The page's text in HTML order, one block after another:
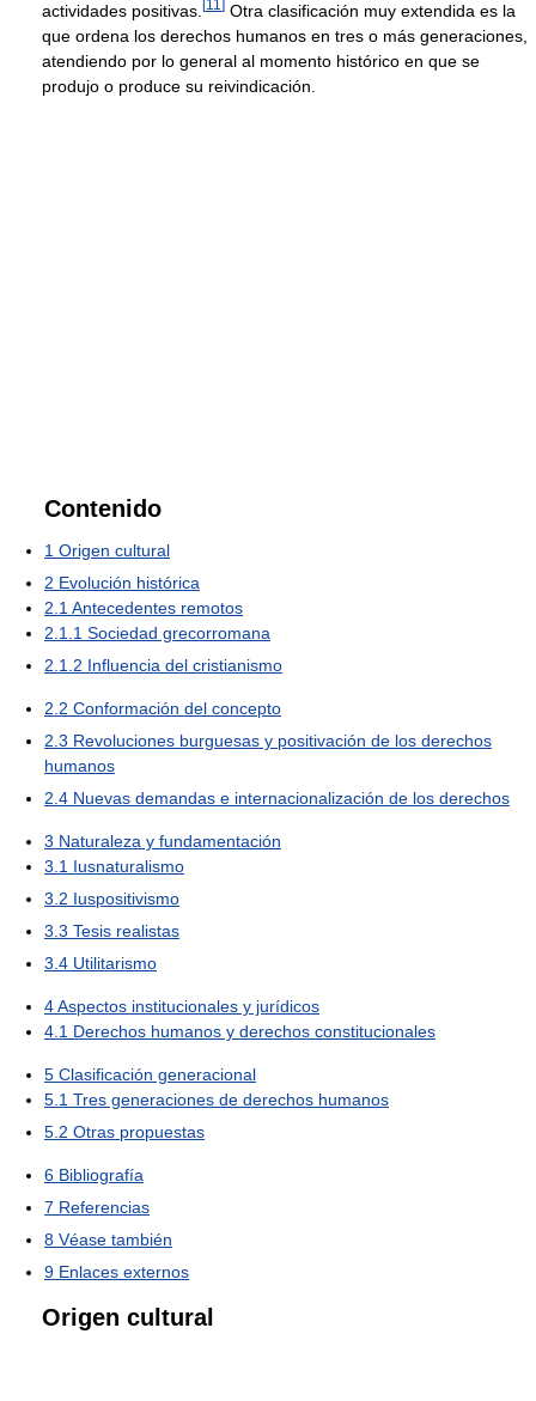
actividades positivas. 11
Otra clasificación muy extendida es la
que ordena los derechos humanos en tres o más generaciones,
atendiendo por lo general al momento histórico en que se
produjo o produce su reivindicación.
Contenido
1 Origen cultural
2 Evolución histórica
2.1 Antecedentes remotos
2.1.1 Sociedad grecorromana
2.1.2 Influencia del cristianismo
2.2 Conformación del concepto
2.3 Revoluciones burguesas y positivación de los derechos
humanos
2.4 Nuevas demandas e internacionalización de los derechos
3 Naturaleza y fundamentación
3.1 Iusnaturalismo
3.2 Iuspositivismo
3.3 Tesis realistas
3.4 Utilitarismo
4Aspectos institucionales y jurídicos
4.1 Derechos humanos y derechos constitucionales
5 Clasificación generacional
5.1 Tres generaciones de derechos humanos
5.2 Otras propuestas
6 Bibliografía
7 Referencias
8 Véase también
9 Enlaces externos
Origen cultural